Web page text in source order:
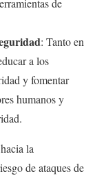
de
: Tanto en
a los
y fomentar
humanos y
la
de ataques de